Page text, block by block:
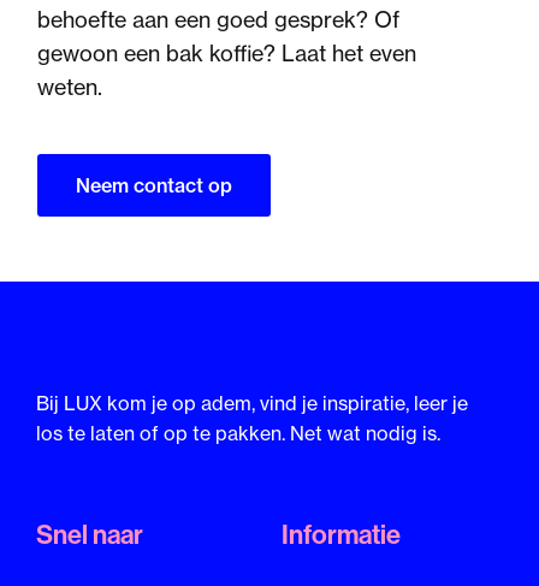
behoefte aan een goed gesprek? Of
gewoon een bak koffie? Laat het even
weten.
Neem contact op
Bij LUX kom je op adem, vind je inspiratie, leer je
los te laten of op te pakken. Net wat nodig is.
Snel naar Informatie